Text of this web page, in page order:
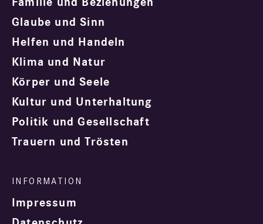
Glaube und Sinn
Helfen und Handeln
Klima und Natur
Körper und Seele
Kultur und Unterhaltung
Politik und Gesellschaft
Trauern und Trösten
Impressum